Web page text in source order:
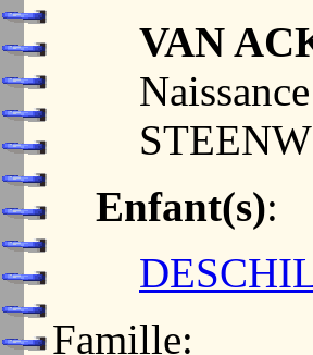
VAN
Enfant(s):
Famille: